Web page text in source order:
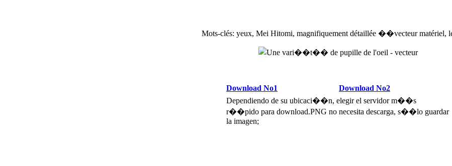
Mots-clés: yeux, Mei Hitomi, magnifiquement détaillée ��vecteur matériel,
Download No1
Download No2
Dependiendo de su ubicaci��n, elegir el servidor m��s
r��pido para download.PNG no necesita descarga, s��lo guardar
la imagen;